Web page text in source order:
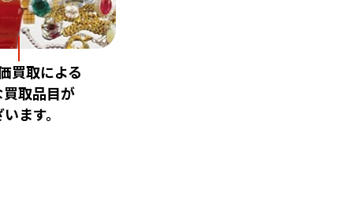
買取による
取品目が
ます。